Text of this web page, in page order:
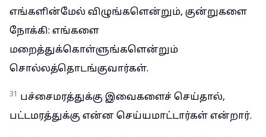
எங்களின்மேல் விழுங்களென்றும், குன்றுகளை
நோக்கி: எங்களை
மறைத்துக்கொள்ளுங்களென்றும்
சொல்லத்தொடங்குவார்கள்.
31 பச்சைமரத்துக்கு இவைகளைச் செய்தால்,
பட்டமரத்துக்கு என்ன செய்யமாட்டார்கள் என்றார்.